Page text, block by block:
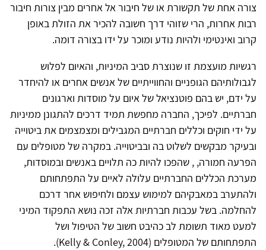
צורה אחת של תקשורת או של חיבור אל אחרים מבין צורות חיבור
רבות אחרות, הרי שזוהי דרך חשובה להכיר את הזולת באופן
קרוב ואינטימי ולהיות נודע ומוכר על ידו בצורה דומה.
רגשיות מועצמת זו שנוצרת סביב המיניות, והאיום לפלוש
לגבולותיהם הגופניים והחווייתיים של אנשים אחרים או להיחדר
על ידם, יש בהם פוטנציאל של איום על מוסדות וארגונים
חברתיים. לפיכך, החברה מחפשת תמיד דרכים להתגונן ממיניות
על ידי חוקים וכללים חברתיים המגבילים ומצמצמים את ביטוייה
ובעיקר מבקשים לשלוט בה ובביטוייה. במקרה של מטופלים עם
הפרעה חמורה, , שהפכו להיות כה תלויים באנשים ובמוסדות,
מערכת הכללים החברתיים עלולה לאיים על התפתחותם
ולהתערב במאבקיהם למימוש עצמם ולחיפוש אחר דרכם
להחלמה. בשל עכבות חברתיות אלה זכה נושא התפקוד המיני
למעט מאוד תשומת לב כהיבט חשוב של הטיפול ושל
התפתחותם של המטופלים (Kelly & Conley, 2004).